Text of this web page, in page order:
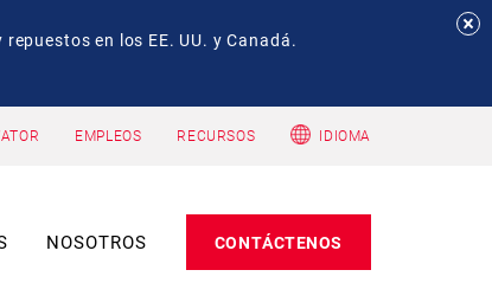
en los EE. UU. y Canadá.
EMPLEOS RECURSOS IDIOMA
NOSOTROS CONTÁCTENOS